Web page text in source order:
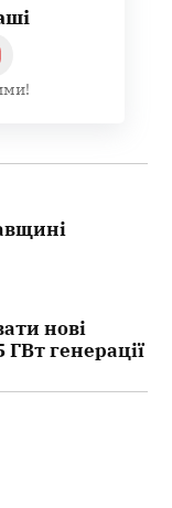
нові
ГВт генерації